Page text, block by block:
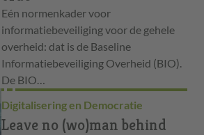
Eén normenkader voor
informatiebeveiliging voor de gehele
overheid: dat is de Baseline
Informatiebeveiliging Overheid (BIO).
De BIO…
Digitalisering en Democratie
Leave no (wo)man behind